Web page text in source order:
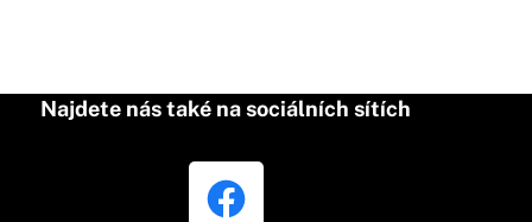
Najdete nás také na sociálních sítích